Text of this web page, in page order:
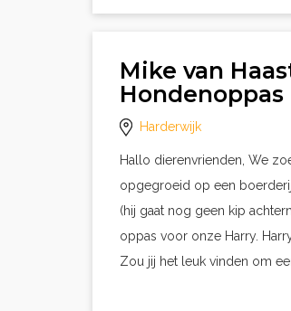
Mike van
Hondenoppas
Harderwijk
Hallo dierenvrienden, We
opgegroeid op een
(hij gaat nog geen kip
oppas voor onze Harry.
Zou jij het leuk vinden om